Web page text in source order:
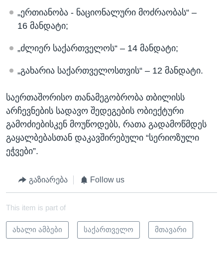
„ერთიანობა - ნაციონალური მოძრაობას“ –
16 მანდატი;
„ძლიერ საქართველოს“ – 14 მანდატი;
„გახარია საქართველოსთვის“ – 12 მანდატი.
საერთაშორისო თანამეგობრობა თბილისს
არჩევნების სადავო შედეგების ობიექტური
გამოძიებისკენ მოუწოდებს, რათა გადამოწმდეს
გაყალბებასთან დაკავშირებული “სერიოზული
ეჭვები”.
გაზიარება Follow us
This item is part of
ახალი ამბები საქართველო მთავარი